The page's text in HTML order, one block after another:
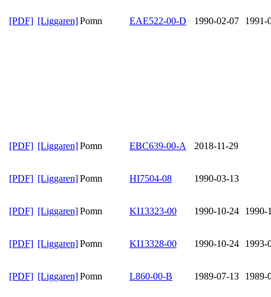
[PDF] [Liggaren] Pomn EAE522-00-D 1990-02-07 1991-
[PDF] [Liggaren] Pomn EBC639-00-A 2018-11-29
[PDF] [Liggaren] Pomn HI7504-08 1990-03-13
[PDF] [Liggaren] Pomn KI13323-00 1990-10-24 1990-
[PDF] [Liggaren] Pomn KI13328-00 1990-10-24 1993-
[PDF] [Liggaren] Pomn L860-00-B 1989-07-13 1989-